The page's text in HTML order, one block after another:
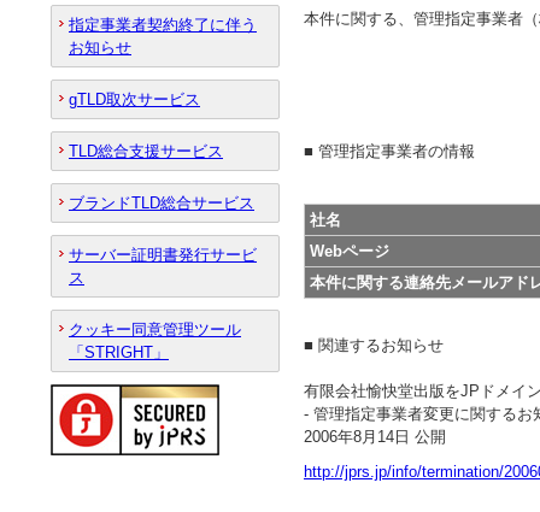
本件に関する、管理指定事業者
■ 管理指定事業者の情報
社名
Webページ
本件に関する連絡先メールアド
■ 関連するお知らせ
有限会社愉快堂出版をJPドメイ
- 管理指定事業者変更に関するお
2006年8月14日 公開
http://jprs.jp/info/termination/
指定事業者契約終了に伴う
お知らせ
gTLD取次サービス
TLD総合支援サービス
ブランドTLD総合サービス
サーバー証明書発行サービ
ス
クッキー同意管理ツール
「STRIGHT」